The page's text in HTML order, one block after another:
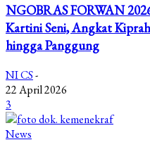
NGOBRAS FORWAN
Kartini Seni, Angkat
hingga Panggung
NI CS-
22 April 2026
3
News